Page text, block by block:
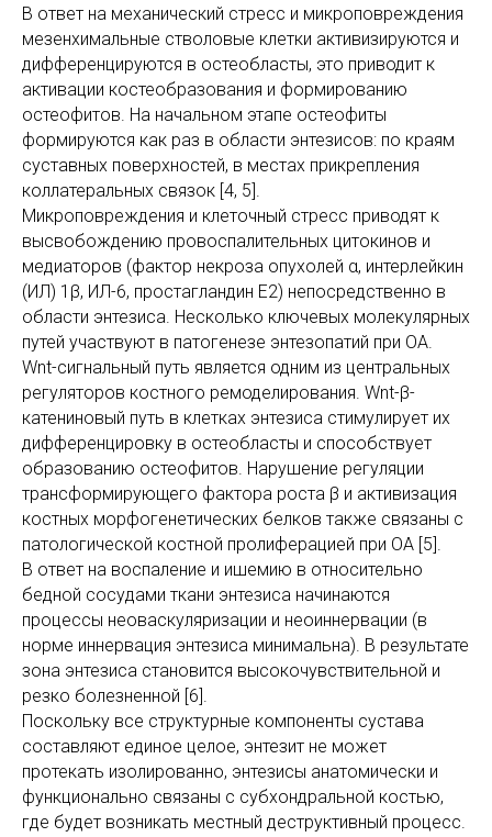
В ответ на механический стресс и микроповреждения
мезенхимальные стволовые клетки активизируются и
дифференцируются в остеобласты, это приводит к
активации костеобразования и формированию
остеофитов. На начальном этапе остеофиты
формируются как раз в области энтезисов: по краям
суставных поверхностей, в местах прикрепления
коллатеральных связок [4, 5].
Микроповреждения и клеточный стресс приводят к
высвобождению провоспалительных цитокинов и
медиаторов (фактор некроза опухолей α, интерлейкин
(ИЛ) 1β, ИЛ-6, простагландин Е2) непосредственно в
области энтезиса. Несколько ключевых молекулярных
путей участвуют в патогенезе энтезопатий при ОА.
Wnt-сигнальный путь является одним из центральных
регуляторов костного ремоделирования. Wnt-β-
катениновый путь в клетках энтезиса стимулирует их
дифференцировку в остеобласты и способствует
образованию остеофитов. Нарушение регуляции
трансформирующего фактора роста β и активизация
костных морфогенетических белков также связаны с
патологической костной пролиферацией при ОА [5].
В ответ на воспаление и ишемию в относительно
бедной сосудами ткани энтезиса начинаются
процессы неоваскуляризации и неоиннервации (в
норме иннервация энтезиса минимальна). В результате
зона энтезиса становится высокочувствительной и
резко болезненной [6].
Поскольку все структурные компоненты сустава
составляют единое целое, энтезит не может
протекать изолированно, энтезисы анатомически и
функционально связаны с субхондральной костью,
где будет возникать местный деструктивный процесс.